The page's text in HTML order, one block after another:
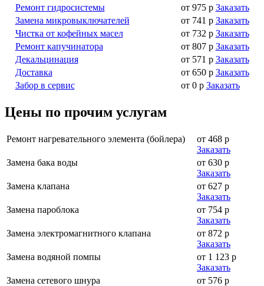
Ремонт гидросистемы
от 975 р Заказать
Замена микровыключателей
от 741 р Заказать
Чистка от кофейных масел
от 732 р Заказать
Ремонт капучинатора
от 807 р Заказать
Декальцинация
от 571 р Заказать
Доставка
от 650 р Заказать
Забор в сервис
от 0 р Заказать
Цены по прочим услугам
Ремонт нагревательного элемента (бойлера)
от 468 р
Заказать
Замена бака воды
от 630 р
Заказать
Замена клапана
от 627 р
Заказать
Замена пароблока
от 754 р
Заказать
Замена электромагнитного клапана
от 872 р
Заказать
Замена водяной помпы
от 1 123 р
Заказать
Замена сетевого шнура
от 576 р